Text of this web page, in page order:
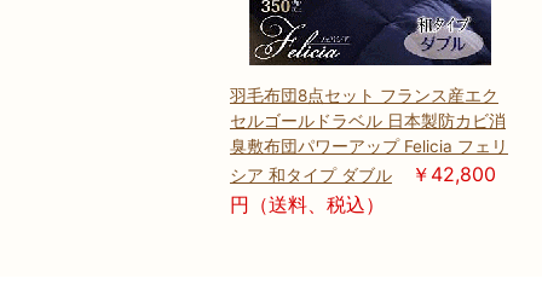
羽毛布団8点セット フランス産エク
セルゴールドラベル 日本製防カビ消
臭敷布団パワーアップ Felicia フェリ
シア 和タイプ ダブル
￥42,800
円（送料、税込）